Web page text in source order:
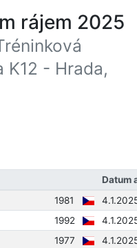
rájem 2025
K12 - Hrada,
Datum
1981
1992
1977